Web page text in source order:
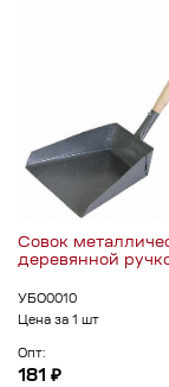
Совок
деревянной
УБО0010
Цена за 1 шт
Опт:
181 ₽